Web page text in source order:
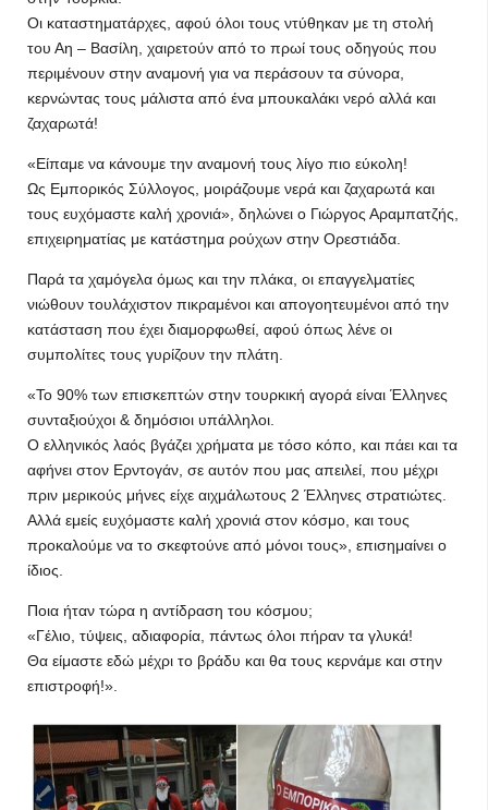
Οι καταστηματάρχες, αφού όλοι τους ντύθηκαν με τη στολή
του Αη – Βασίλη, χαιρετούν από το πρωί τους οδηγούς που
περιμένουν στην αναμονή για να περάσουν τα σύνορα,
κερνώντας τους μάλιστα από ένα μπουκαλάκι νερό αλλά και
ζαχαρωτά!
«Είπαμε να κάνουμε την αναμονή τους λίγο πιο εύκολη!
Ως Εμπορικός Σύλλογος, μοιράζουμε νερά και ζαχαρωτά και
τους ευχόμαστε καλή χρονιά», δηλώνει ο Γιώργος Αραμπατζής,
επιχειρηματίας με κατάστημα ρούχων στην Ορεστιάδα.
Παρά τα χαμόγελα όμως και την πλάκα, οι επαγγελματίες
νιώθουν τουλάχιστον πικραμένοι και απογοητευμένοι από την
κατάσταση που έχει διαμορφωθεί, αφού όπως λένε οι
συμπολίτες τους γυρίζουν την πλάτη.
«Το 90% των επισκεπτών στην τουρκική αγορά είναι Έλληνες
συνταξιούχοι & δημόσιοι υπάλληλοι.
Ο ελληνικός λαός βγάζει χρήματα με τόσο κόπο, και πάει και τα
αφήνει στον Ερντογάν, σε αυτόν που μας απειλεί, που μέχρι
πριν μερικούς μήνες είχε αιχμάλωτους 2 Έλληνες στρατιώτες.
Αλλά εμείς ευχόμαστε καλή χρονιά στον κόσμο, και τους
προκαλούμε να το σκεφτούνε από μόνοι τους», επισημαίνει ο
ίδιος.
Ποια ήταν τώρα η αντίδραση του κόσμου;
«Γέλιο, τύψεις, αδιαφορία, πάντως όλοι πήραν τα γλυκά!
Θα είμαστε εδώ μέχρι το βράδυ και θα τους κερνάμε και στην
επιστροφή!».